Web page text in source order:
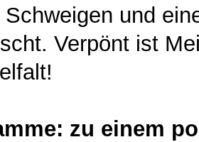
und
Verpönt ist
zu einem